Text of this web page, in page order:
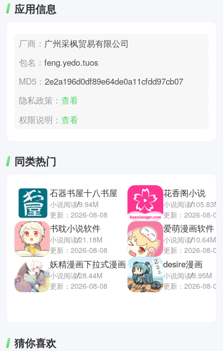
应用信息
厂商： 广州采枫贸易有限公司
包名：feng.yedo.tuos
MD5：2e2a196d0df89e64de0a11cfdd97cb07
隐私政策：查看
权限说明：查看
同类热门
石器书屋十八书屋
小说阅读9.94M
更新：2026-08-08
书耽小说软件
小说阅读21.18M
更新：2026-08-08
妖精漫画下拉式漫画
小说阅读28.44M
更新：2026-08-08
花香阁小说
小说阅读105.83M
更新：2026-08-08
爱萌漫画软件
小说阅读10.64M
更新：2026-08-07
desire漫画
小说阅读8.95M
更新：2026-08-07
猜你喜欢